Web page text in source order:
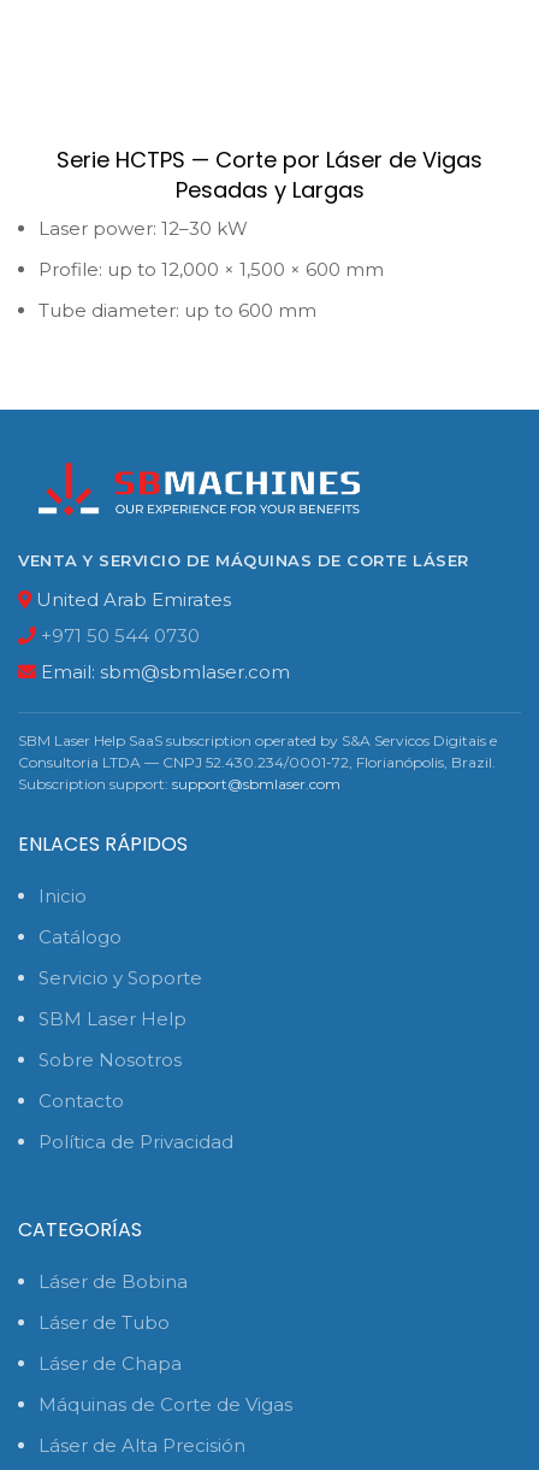
Serie HCTPS — Corte por Láser de Vigas
Pesadas y Largas
Laser power: 12–30 kW
Profile: up to 12,000 × 1,500 × 600 mm
Tube diameter: up to 600 mm
VENTA Y SERVICIO DE MÁQUINAS DE CORTE LÁSER
United Arab Emirates
+971 50 544 0730
Email: sbm@sbmlaser.com
SBM Laser Help SaaS subscription operated by S&A Servicos Digitais e
Consultoria LTDA — CNPJ 52.430.234/0001-72, Florianópolis, Brazil.
Subscription support: support@sbmlaser.com
ENLACES RÁPIDOS
Inicio
Catálogo
Servicio y Soporte
SBM Laser Help
Sobre Nosotros
Contacto
Política de Privacidad
CATEGORÍAS
Láser de Bobina
Láser de Tubo
Láser de Chapa
Máquinas de Corte de Vigas
Láser de Alta Precisión